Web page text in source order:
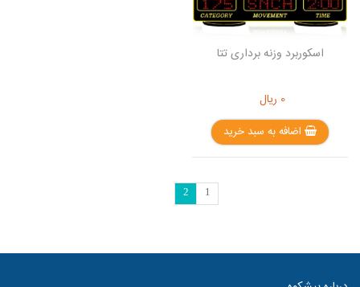
اسکوربرد وزنه برداری تتا
0 ریال
اضافه به سبد خرید
1
2